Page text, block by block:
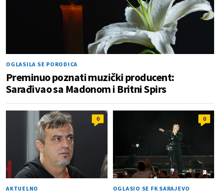
OGLASILA SE PORODICA
Preminuo poznati muzički producent:
Sarađivao sa Madonom i Britni Spirs
0
AKTUELNO
0
OGLASIO SE FK SARAJEVO